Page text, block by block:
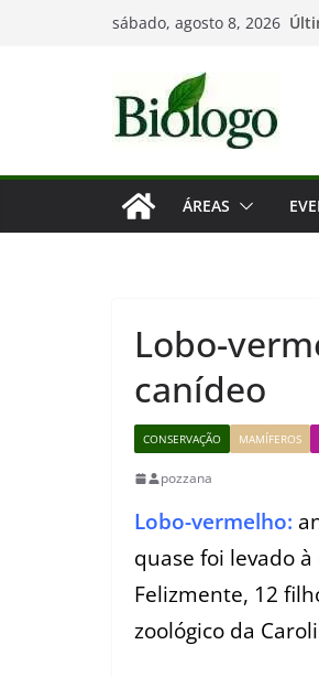
sábado, agosto 8, 2026
ÁREAS
Lobo-
canídeo
CONSERVAÇÃO MAMÍFEROS
pozzana
Lobo-vermelho:
quase foi levado
Felizmente, 12
zoológico da